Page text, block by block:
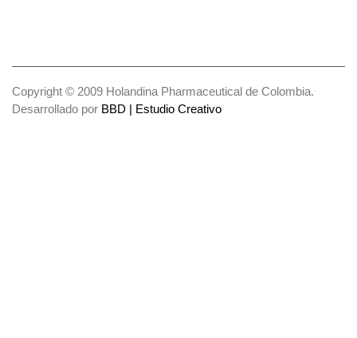
Copyright © 2009 Holandina Pharmaceutical de Colombia.
Desarrollado por BBD | Estudio Creativo